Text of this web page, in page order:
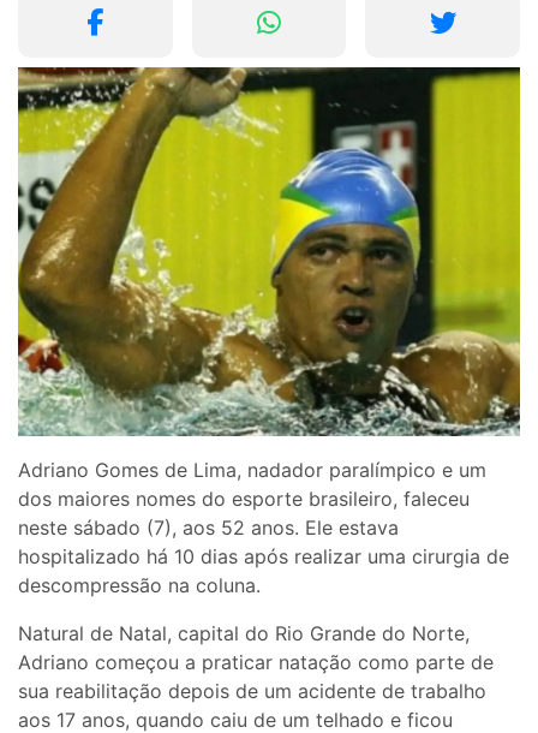
Adriano Gomes de Lima, nadador paralímpico e um
dos maiores nomes do esporte brasileiro, faleceu
neste sábado (7), aos 52 anos. Ele estava
hospitalizado há 10 dias após realizar uma cirurgia de
descompressão na coluna.
Natural de Natal, capital do Rio Grande do Norte,
Adriano começou a praticar natação como parte de
sua reabilitação depois de um acidente de trabalho
aos 17 anos, quando caiu de um telhado e ficou